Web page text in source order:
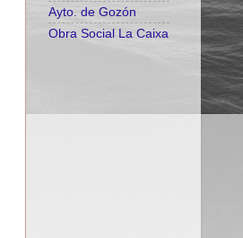
Ayto. de Gozón
Obra Social La Caixa